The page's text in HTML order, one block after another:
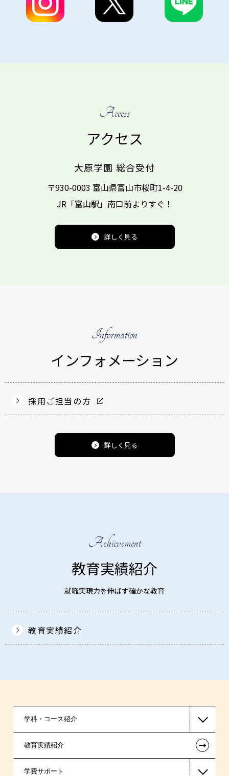
Access
アクセス
大原学園 総合受付
〒930-0003 富山県富山市桜町1-4-20
JR「富山駅」南口前よりすぐ！
詳しく見る
Information
インフォメーション
採用ご担当の方
詳しく見る
Achievement
教育実績紹介
就職実現力を伸ばす確かな教育
教育実績紹介
学科・コース紹介
国家公務員・地方公務員系
警察官・消防官系
教育実績紹介 ←
学費サポート